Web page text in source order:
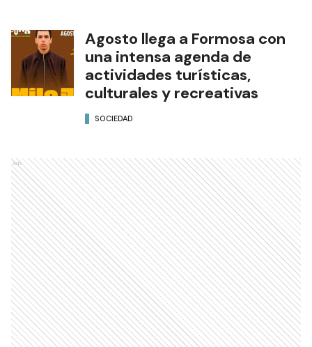
Agosto llega a Formosa con
una intensa agenda de
actividades turísticas,
culturales y recreativas
SOCIEDAD
Ads